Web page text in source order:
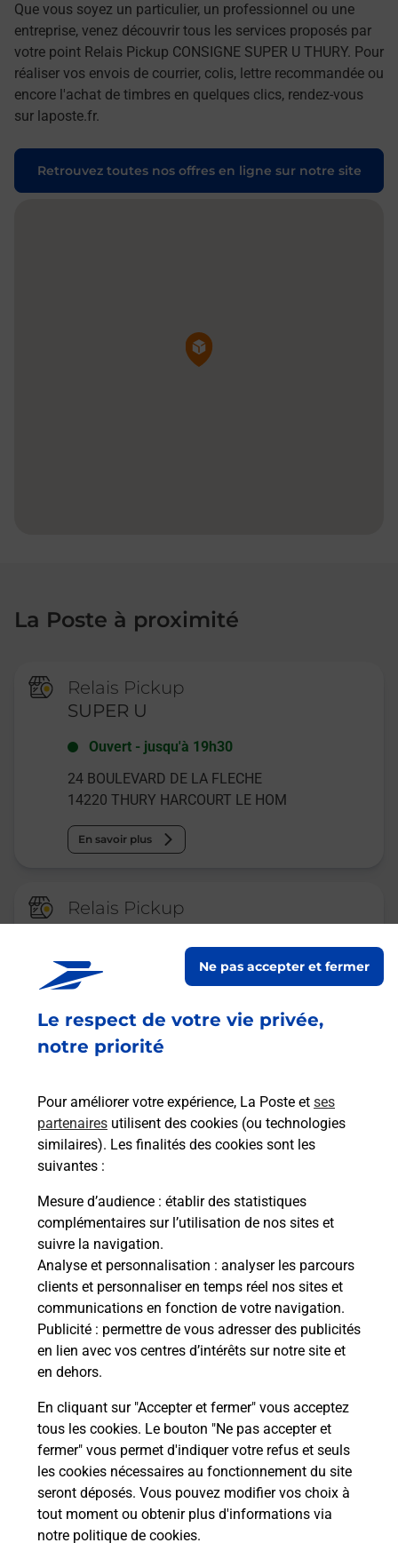
Le respect de votre vie privée,
notre priorité
Pour améliorer votre expérience, La Poste et ses
partenaires utilisent des cookies (ou technologies
similaires). Les finalités des cookies sont les
suivantes :
Mesure d’audience : établir des statistiques
complémentaires sur l’utilisation de nos sites et
suivre la navigation.
Analyse et personnalisation : analyser les parcours
clients et personnaliser en temps réel nos sites et
communications en fonction de votre navigation.
Publicité : permettre de vous adresser des publicités
en lien avec vos centres d’intérêts sur notre site et
en dehors.
En cliquant sur "Accepter et fermer" vous acceptez
tous les cookies. Le bouton "Ne pas accepter et
fermer" vous permet d'indiquer votre refus et seuls
les cookies nécessaires au fonctionnement du site
seront déposés. Vous pouvez modifier vos choix à
tout moment ou obtenir plus d'informations via
notre politique de cookies.
Ne pas accepter et fermer
Que vous soyez un particulier, un professionnel ou une
entreprise, venez découvrir tous les services proposés par
votre point Relais Pickup CONSIGNE SUPER U THURY. Pour
réaliser vos envois de courrier, colis, lettre recommandée ou
encore l'achat de timbres en quelques clics, rendez-vous
sur laposte.fr.
Retrouvez toutes nos offres en ligne sur notre site
Pin de la carte
La Poste à proximité
Relais Pickup
SUPER U
Ouvert - jusqu'à 19h30
24 BOULEVARD DE LA FLECHE
14220 THURY HARCOURT LE HOM
En savoir plus
Relais Pickup
CONSIGNE CARWASH THURY
jusqu'à 23h59
7 RUE D ESSON
14220 THURY HARCOURT LE HOM
Malin !
La Poste
en ligne
Ouvert 24h/24
En savoir plus
THURY HARCOURT LE HOM
CONSIGNE SUPER U THURY